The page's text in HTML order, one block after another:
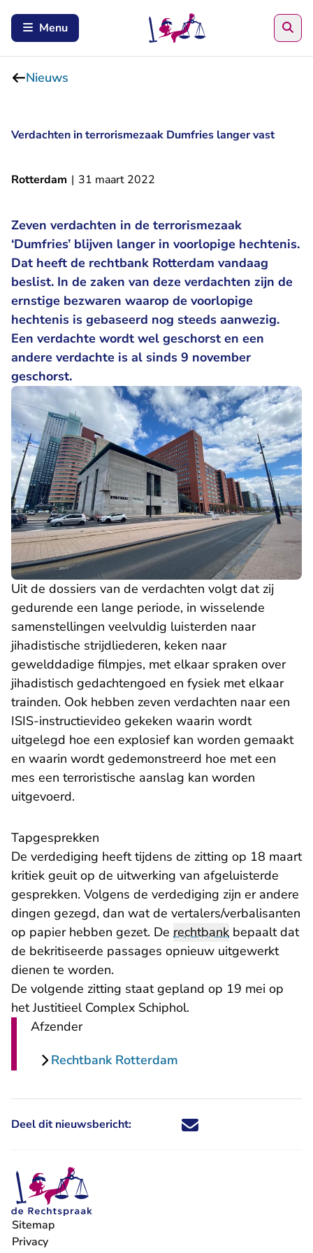
Menu
Nieuws
Verdachten in terrorismezaak Dumfries langer vast
Rotterdam | 31 maart 2022
Zeven verdachten in de terrorismezaak
‘Dumfries’ blijven langer in voorlopige hechtenis.
Dat heeft de rechtbank Rotterdam vandaag
beslist. In de zaken van deze verdachten zijn de
ernstige bezwaren waarop de voorlopige
hechtenis is gebaseerd nog steeds aanwezig.
Een verdachte wordt wel geschorst en een
andere verdachte is al sinds 9 november
geschorst.
Uit de dossiers van de verdachten volgt dat zij
gedurende een lange periode, in wisselende
samenstellingen veelvuldig luisterden naar
jihadistische strijdliederen, keken naar
gewelddadige filmpjes, met elkaar spraken over
jihadistisch gedachtengoed en fysiek met elkaar
trainden. Ook hebben zeven verdachten naar een
ISIS-instructievideo gekeken waarin wordt
uitgelegd hoe een explosief kan worden gemaakt
en waarin wordt gedemonstreerd hoe met een
mes een terroristische aanslag kan worden
uitgevoerd.
Tapgesprekken
De verdediging heeft tijdens de zitting op 18 maart
kritiek geuit op de uitwerking van afgeluisterde
gesprekken. Volgens de verdediging zijn er andere
dingen gezegd, dan wat de vertalers/verbalisanten
op papier hebben gezet. De rechtbank bepaalt dat
de bekritiseerde passages opnieuw uitgewerkt
dienen te worden.
De volgende zitting staat gepland op 19 mei op
het Justitieel Complex Schiphol.
Afzender
Rechtbank Rotterdam
Deel dit nieuwsbericht: Deel dit nieuwsbericht via X -
Deel dit nieuwsbericht via
Deel dit nieuwsbericht
Deel dit
Sitemap
Privacy